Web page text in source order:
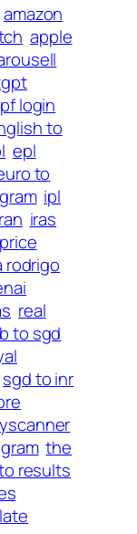
amazon
apple
login
to
epl
to
ipl
iras
rodrigo
real
to sgd
sgd to inr
the
results